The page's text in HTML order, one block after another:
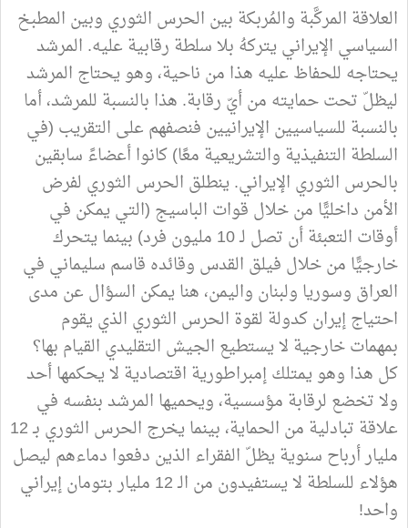
العلاقة المركَّبة والمُربكة بين الحرس الثوري وبين المطبخ
السياسي الإيراني يتركهُ بلا سلطة رقابية عليه. المرشد
يحتاجه للحفاظ عليه هذا من ناحية، وهو يحتاج المرشد
ليظلّ تحت حمايته من أيّ رقابة. هذا بالنسبة للمرشد، أما
بالنسبة للسياسيين الإيرانيين فنصفهم على التقريب (في
السلطة التنفيذية والتشريعية معًا) كانوا أعضاءً سابقين
بالحرس الثوري الإيراني. ينطلق الحرس الثوري لفرض
الأمن داخليًّا من خلال قوات الباسيج (التي يمكن في
أوقات التعبئة أن تصل لـ 10 مليون فرد) بينما يتحرك
خارجيًّا من خلال فيلق القدس وقائده قاسم سليماني في
العراق وسوريا ولبنان واليمن، هنا يمكن السؤال عن مدى
احتياج إيران كدولة لقوة الحرس الثوري الذي يقوم
بمهمات خارجية لا يستطيع الجيش التقليدي القيام بها؟
كل هذا وهو يمتلك إمبراطورية اقتصادية لا يحكمها أحد
ولا تخضع لرقابة مؤسسية، ويحميها المرشد بنفسه في
علاقة تبادلية من الحماية، بينما يخرج الحرس الثوري بـ 12
مليار أرباح سنوية يظلّ الفقراء الذين دفعوا دماءهم ليصل
هؤلاء للسلطة لا يستفيدون من الـ 12 مليار بتومان إيراني
واحد!